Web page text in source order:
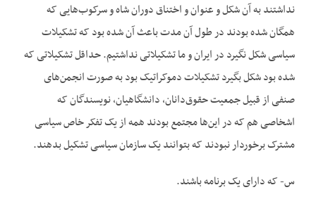
نداشتند به آن شکل و عنوان و اختناق دوران شاه و سرکوب‌هایی که
همگان شده بودند در طول آن مدت باعث آن شده بود که تشکیلات
سیاسی شکل نگیرد در ایران و ما تشکیلاتی نداشتیم. حداقل تشکیلاتی که
شده بود شکل بگیرد تشکیلات دموکراتیک بود به صورت انجمن‌های
صنفی از قبیل جمعیت حقوق‌دانان، دانشگاهیان، نویسندگان که
اشخاصی هم که در این‌ها مجتمع بودند همه از یک تفکر خاص سیاسی
مشترک برخوردار نبودند که بتوانند یک سازمان سیاسی تشکیل بدهند.
س- که دارای یک برنامه باشند.